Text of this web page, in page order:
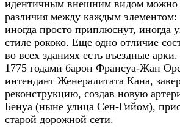
идентичным внешним видом можно
различия между каждым элементом:
иногда просто приплюснут, иногда
стиле рококо. Еще одно отличие
во всех зданиях есть въездные
1775 годами барон Франсуа-Жан
интендант Женералитата Кана,
реконструкцию, создав новую
Бенуа (ныне улица Сен-Гийом),
старой дорожной сети.